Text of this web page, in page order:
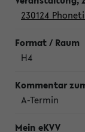
230124
H4
A-Termin